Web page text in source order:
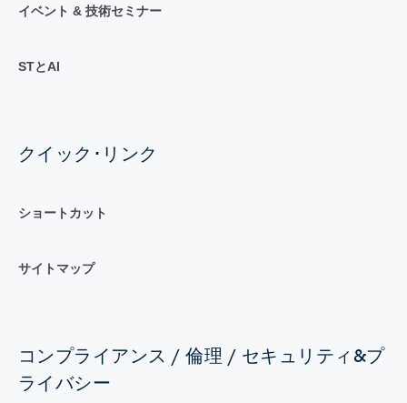
イベント & 技術セミナー
STとAI
クイック･リンク
ショートカット
サイトマップ
コンプライアンス / 倫理 / セキュリティ&プ
ライバシー